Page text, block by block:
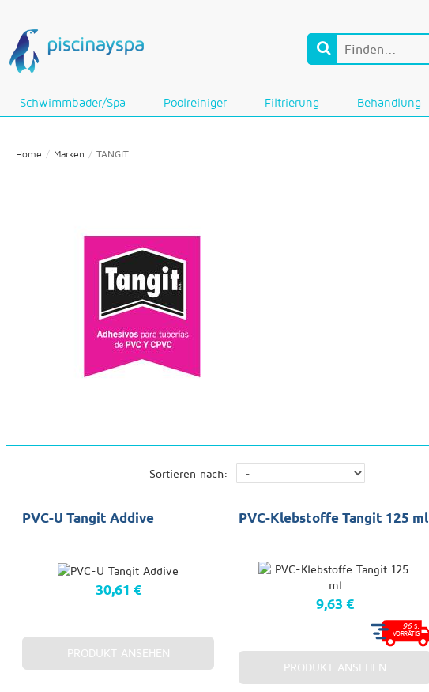
Schwimmbäder/Spa Poolreiniger Filtrierung Behandlung
Home Marken TANGIT
Sortieren nach:
PVC-U Tangit Addive
30,61 €
PRODUKT ANSEHEN
PVC-Klebstoffe Tangit 125 ml
9,63 €
96 S.
VORRÄTIG
PRODUKT ANSEHEN